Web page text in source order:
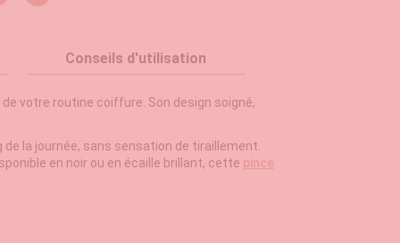
Conseils d'utilisation
votre routine coiffure. Son design soigné,
de la journée, sans sensation de tiraillement.
en noir ou en écaille brillant, cette pince